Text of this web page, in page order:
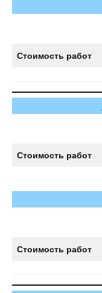
Стоимость работ
Стоимость работ
Стоимость работ